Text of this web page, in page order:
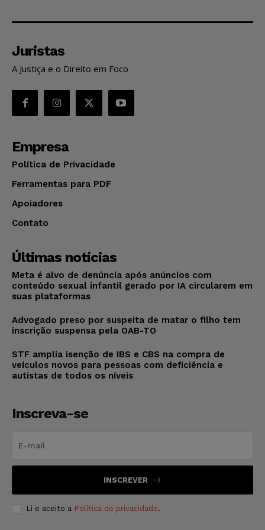
Juristas
A Justiça e o Direito em Foco
Empresa
Política de Privacidade
Ferramentas para PDF
Apoiadores
Contato
Últimas notícias
Meta é alvo de denúncia após anúncios com
conteúdo sexual infantil gerado por IA circularem em
suas plataformas
Advogado preso por suspeita de matar o filho tem
inscrição suspensa pela OAB-TO
STF amplia isenção de IBS e CBS na compra de
veículos novos para pessoas com deficiência e
autistas de todos os níveis
Inscreva-se
INSCREVER
Li e aceito a Política de privacidade.